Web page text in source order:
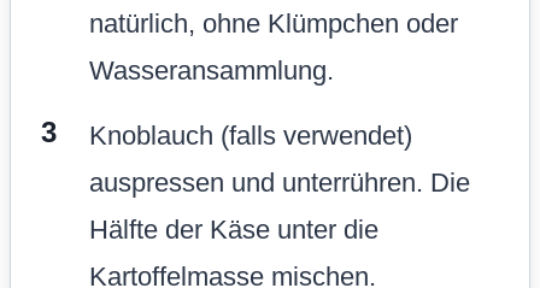
natürlich, ohne Klümpchen oder
Wasseransammlung.
Knoblauch (falls verwendet)
auspressen und unterrühren. Die
Hälfte der Käse unter die
Kartoffelmasse mischen.